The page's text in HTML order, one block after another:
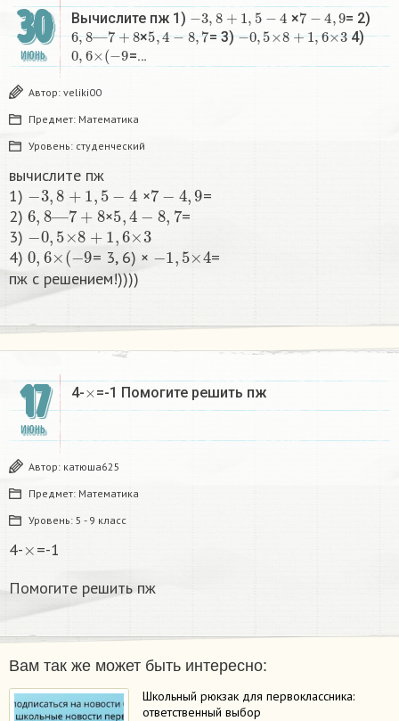
30
ИЮНЬ
Вычислите пж 1) −3,8+ 1 5 4 ×7−4 ,9 = 2)
6,8—7+8 ×5,4− 8, 7 = 3) −0,5× + ,6× 3 4)
0, 6× − =…
Автор: veliki00
Предмет: Математика
Уровень: студенческий
вычислите пж
1) −3,8+ 1,5−4 ×7 9
=
2) 6 8—7+ 8 ×5 4− 8,7
=
3) −0,5 × 8 +1 6×3
4) 0 6× (−9 = 3, 6) × 1, ×
=
пж с решением!))))​
17
ИЮНЬ
4-× =-1 Помогите решить пж
Автор: катюша625
Предмет: Математика
Уровень: 5 - 9 класс
4-
=-1
Помогите решить пж
Вам так же может быть интересно:
Школьный рюкзак для первоклассника:
ответственный выбор